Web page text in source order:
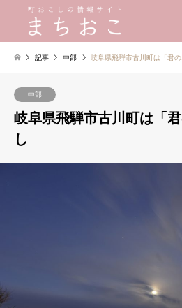
記事 中部 岐阜県飛騨市古川町は「君
中部
岐阜県飛騨市古川町は「
し